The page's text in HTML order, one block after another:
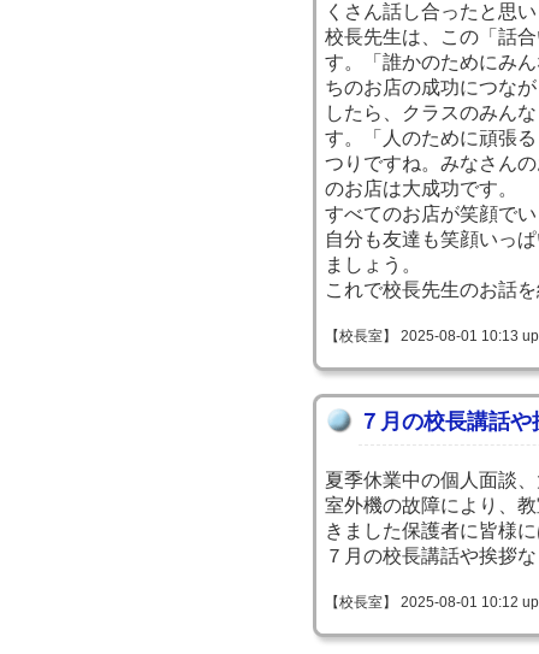
くさん話し合ったと思
校長先生は、この「話
す。「誰かのためにみ
ちのお店の成功につな
したら、クラスのみん
す。「人のために頑張
つりですね。みなさん
のお店は大成功です。
すべてのお店が笑顔で
自分も友達も笑顔いっ
ましょう。
これで校長先生のお話
【校長室】 2025-08-01 10:13
７月の校長講話や
夏季休業中の個人面談
室外機の故障により、
きました保護者に皆様
７月の校長講話や挨拶
【校長室】 2025-08-01 10:12